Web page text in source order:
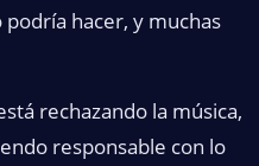
hacer, y muchas
rechazando la música,
responsable con lo